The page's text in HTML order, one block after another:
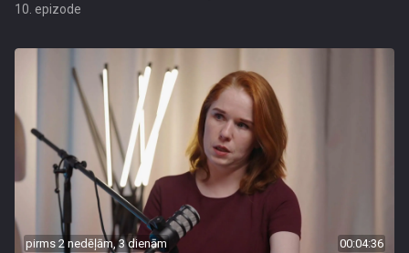
10. epizode
pirms 2 nedēļām, 3 dienām 00:04:36